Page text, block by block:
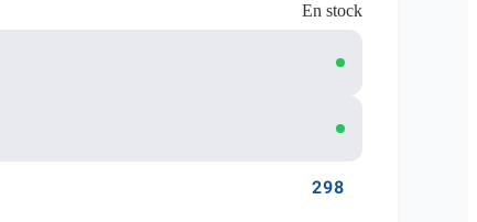
En stock
298